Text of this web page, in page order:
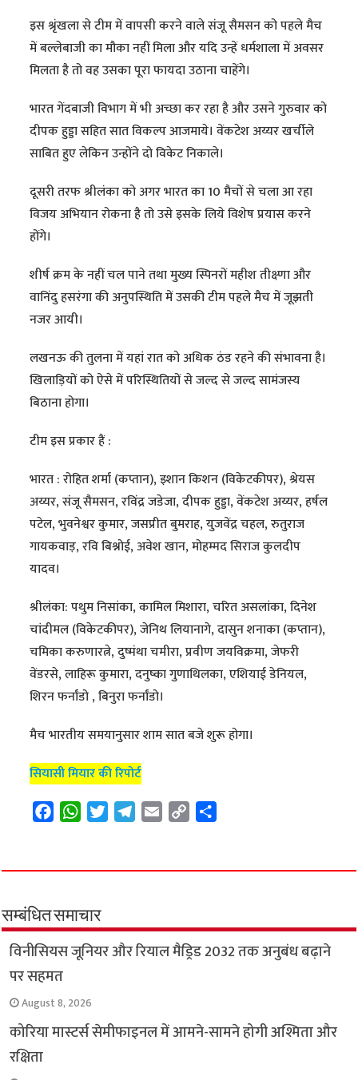
इस श्रृंखला से टीम में वापसी करने वाले संजू सैमसन को पहले मैच
में बल्लेबाजी का मौका नहीं मिला और यदि उन्हें धर्मशाला में अवसर
मिलता है तो वह उसका पूरा फायदा उठाना चाहेंगे।
भारत गेंदबाजी विभाग में भी अच्छा कर रहा है और उसने गुरुवार को
दीपक हुड्डा सहित सात विकल्प आजमाये। वेंकटेश अय्यर खर्चीले
साबित हुए लेकिन उन्होंने दो विकेट निकाले।
दूसरी तरफ श्रीलंका को अगर भारत का 10 मैचों से चला आ रहा
विजय अभियान रोकना है तो उसे इसके लिये विशेष प्रयास करने
होंगे।
शीर्ष क्रम के नहीं चल पाने तथा मुख्य स्पिनरों महीश तीक्ष्णा और
वानिंदु हसरंगा की अनुपस्थिति में उसकी टीम पहले मैच में जूझती
नजर आयी।
लखनऊ की तुलना में यहां रात को अधिक ठंड रहने की संभावना है।
खिलाड़ियों को ऐसे में परिस्थितियों से जल्द से जल्द सामंजस्य
बिठाना होगा।
टीम इस प्रकार हैं :
भारत : रोहित शर्मा (कप्तान), इशान किशन (विकेटकीपर), श्रेयस
अय्यर, संजू सैमसन, रविंद्र जडेजा, दीपक हुड्डा, वेंकटेश अय्यर, हर्षल
पटेल, भुवनेश्वर कुमार, जसप्रीत बुमराह, युजवेंद्र चहल, रुतुराज
गायकवाड़, रवि बिश्नोई, अवेश खान, मोहम्मद सिराज कुलदीप
यादव।
श्रीलंका: पथुम निसांका, कामिल मिशारा, चरित असलांका, दिनेश
चांदीमल (विकेटकीपर), जेनिथ लियानागे, दासुन शनाका (कप्तान),
चमिका करुणारत्ने, दुष्मंथा चमीरा, प्रवीण जयविक्रमा, जेफरी
वेंडरसे, लाहिरू कुमारा, दनुष्का गुणाथिलका, एशियाई डेनियल,
शिरन फर्नांडो , बिनुरा फर्नांडो।
मैच भारतीय समयानुसार शाम सात बजे शुरू होगा।
सियासी मियार की रिपोर्ट
e
o
o
k
W
t
A
p
p
t
r
e
a
m
i
y
n
k
r
सम्बंधित समाचार
विनीसियस जूनियर और रियाल मैड्रिड 2032 तक अनुबंध बढ़ाने
पर सहमत
August 8, 2026
कोरिया मास्टर्स सेमीफाइनल में आमने-सामने होगी अश्मिता और
रक्षिता